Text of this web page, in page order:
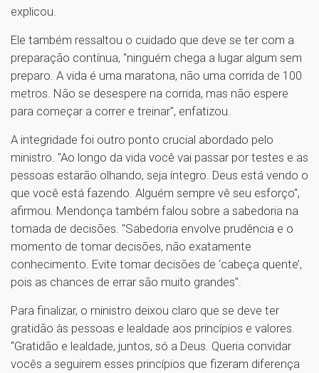
explicou.
Ele também ressaltou o cuidado que deve se ter com a
preparação contínua, "ninguém chega a lugar algum sem
preparo. A vida é uma maratona, não uma corrida de 100
metros. Não se desespere na corrida, mas não espere
para começar a correr e treinar", enfatizou.
A integridade foi outro ponto crucial abordado pelo
ministro. "Ao longo da vida você vai passar por testes e as
pessoas estarão olhando, seja íntegro. Deus está vendo o
que você está fazendo. Alguém sempre vê seu esforço",
afirmou. Mendonça também falou sobre a sabedoria na
tomada de decisões. "Sabedoria envolve prudência e o
momento de tomar decisões, não exatamente
conhecimento. Evite tomar decisões de ‘cabeça quente’,
pois as chances de errar são muito grandes".
Para finalizar, o ministro deixou claro que se deve ter
gratidão às pessoas e lealdade aos princípios e valores.
“Gratidão e lealdade, juntos, só a Deus. Queria convidar
vocês a seguirem esses princípios que fizeram diferença